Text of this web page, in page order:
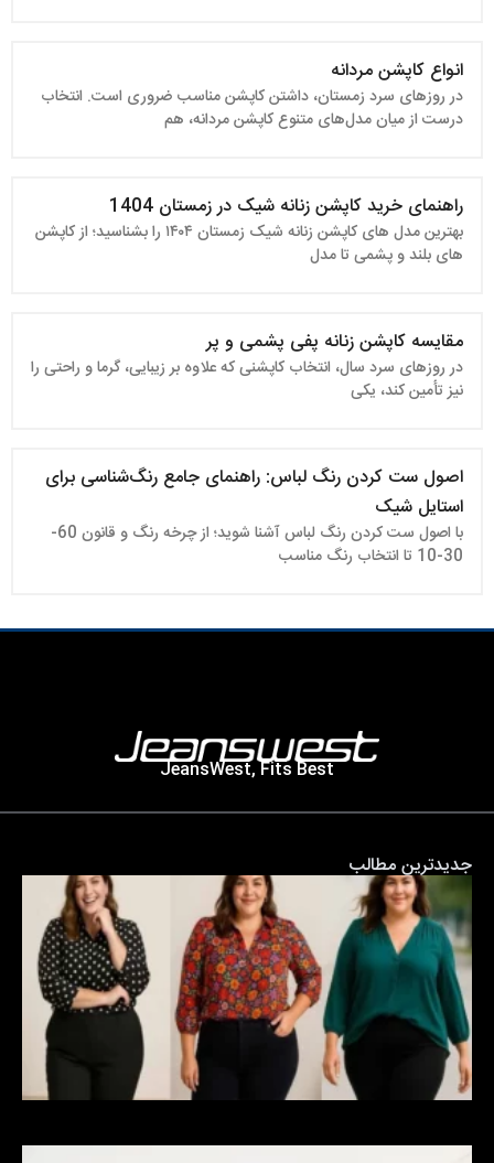
انواع کاپشن مردانه
در روزهای سرد زمستان، داشتن کاپشن مناسب ضروری است. انتخاب
درست از میان مدل‌های متنوع کاپشن مردانه، هم
راهنمای خرید کاپشن زنانه شیک در زمستان 1404
بهترین مدل های کاپشن زنانه شیک زمستان ۱۴۰۴ را بشناسید؛ از کاپشن
های بلند و پشمی تا مدل
مقایسه کاپشن زنانه پفی پشمی و پر
در روزهای سرد سال، انتخاب کاپشنی که علاوه بر زیبایی، گرما و راحتی را
نیز تأمین کند، یکی
اصول ست کردن رنگ‌ لباس: راهنمای جامع رنگ‌شناسی برای
استایل شیک
با اصول ست کردن رنگ لباس آشنا شوید؛ از چرخه رنگ و قانون 60-
30-10 تا انتخاب رنگ مناسب
JeansWest, Fits Best
جدیدترین مطالب